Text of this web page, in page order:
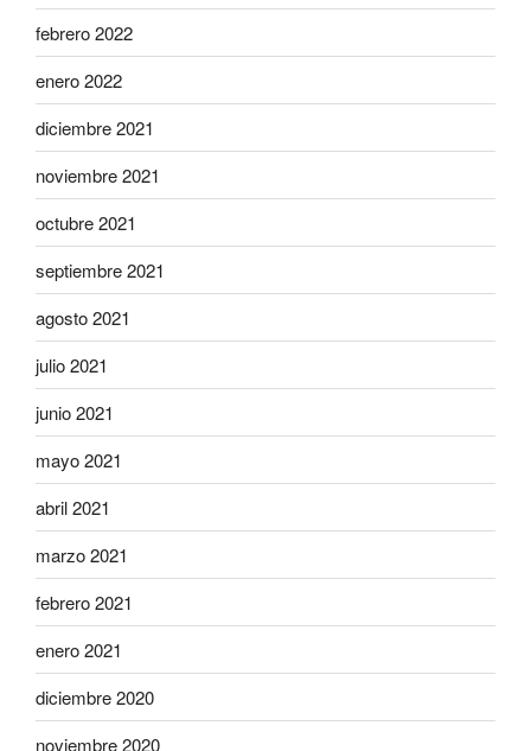
febrero 2022
enero 2022
diciembre 2021
noviembre 2021
octubre 2021
septiembre 2021
agosto 2021
julio 2021
junio 2021
mayo 2021
abril 2021
marzo 2021
febrero 2021
enero 2021
diciembre 2020
noviembre 2020